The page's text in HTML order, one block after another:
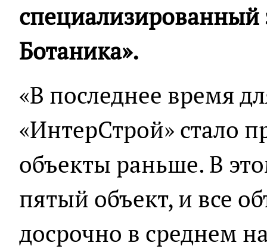
Ботаника».
«В последнее время
«ИнтерСтрой» стало
объекты раньше. В
пятый объект, и все
досрочно в среднем